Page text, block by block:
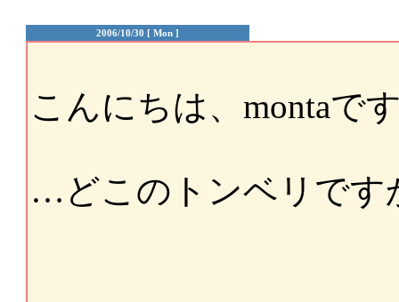
2006/10/30 [ Mon ]
こんにちは、montaで
…どこのトンベリです